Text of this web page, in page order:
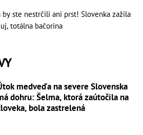
by ste nestrčili ani prst! Slovenka zažila
totálna bačorina
medveďa na severe Slovenska
dohru: Šelma, ktorá zaútočila na
bola zastrelená